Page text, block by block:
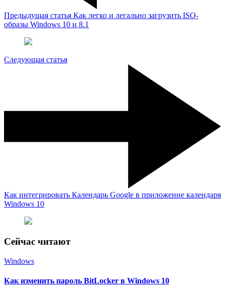
Предыдущая статья Как легко и легально загрузить ISO-
образы Windows 10 и 8.1
Следующая статья
Как интегрировать Календарь Google в приложение календаря
Windows 10
Сейчас читают
Windows
Как изменить пароль BitLocker в Windows 10